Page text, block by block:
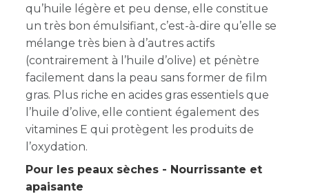
qu’huile légère et peu dense, elle constitue
un très bon émulsifiant, c’est-à-dire qu’elle se
mélange très bien à d’autres actifs
(contrairement à l’huile d’olive) et pénètre
facilement dans la peau sans former de film
gras. Plus riche en acides gras essentiels que
l’huile d’olive, elle contient également des
vitamines E qui protègent les produits de
l’oxydation.
Pour les peaux sèches - Nourrissante et
apaisante